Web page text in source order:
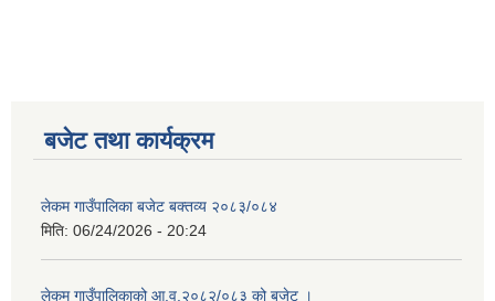
बजेट तथा कार्यक्रम
लेकम गाउँपालिका बजेट बक्तव्य २०८३/०८४
मिति: 06/24/2026 - 20:24
लेकम गाउँपालिकाको आ.व.२०८२/०८३ को बजेट ।